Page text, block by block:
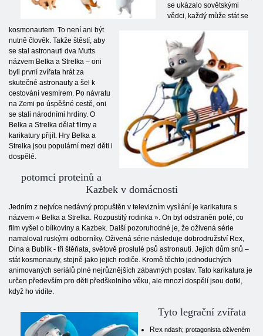
se ukázalo sovětskými
vědci, každý může stát se
kosmonautem. To není ani být
nutně člověk. Takže štěstí, aby
se stal astronauti dva Mutts
názvem Belka a Strelka – oni
byli první zvířata hrát za
skutečné astronauty a šel k
cestování vesmírem. Po návratu
na Zemi po úspěšné cestě, oni
se stali národními hrdiny. O
Belka a Strelka dělat filmy a
karikatury přijít. Hry Belka a
Strelka jsou populární mezi děti i
dospělé.
potomci proteinů a
Kazbek v domácnosti
Jedním z nejvíce nedávný propuštěn v televizním vysílání je karikatura s
názvem « Belka a Strelka. Rozpustilý rodinka ». On byl odstraněn poté, co
film vyšel o bílkoviny a Kazbek. Další pozoruhodné je, že oživená série
namaloval ruskými odborníky. Oživená série následuje dobrodružství Rex,
Dina a Bublík - tři štěňata, světově proslulé psů astronauti. Jejich dům snů –
stát kosmonauty, stejně jako jejich rodiče. Kromě těchto jednoduchých
animovaných seriálů plné nejrůznějších zábavných postav. Tato karikatura je
určen především pro děti předškolního věku, ale mnozí dospělí jsou dotkl,
když ho vidíte.
Tyto legrační zvířata
Rex ndash; protagonista oživeném